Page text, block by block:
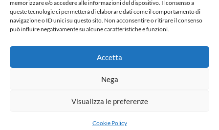
memorizzare e/o accedere alle informazioni del dispositivo. Il consenso a
queste tecnologie ci permetterà di elaborare dati come il comportamento di
navigazione o ID unici su questo sito. Non acconsentire o ritirare il consenso
può influire negativamente su alcune caratteristiche e funzioni.
Accetta
Nega
Visualizza le preferenze
Cookie Policy
© 2024 Tutti i diritti riservati
ABSOLUTE Designed by